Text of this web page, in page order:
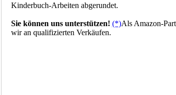
Kinderbuch-Arbeiten abgerundet.
Sie können uns unterstützen! (*)Als Amazon-
wir an qualifizierten Verkäufen.